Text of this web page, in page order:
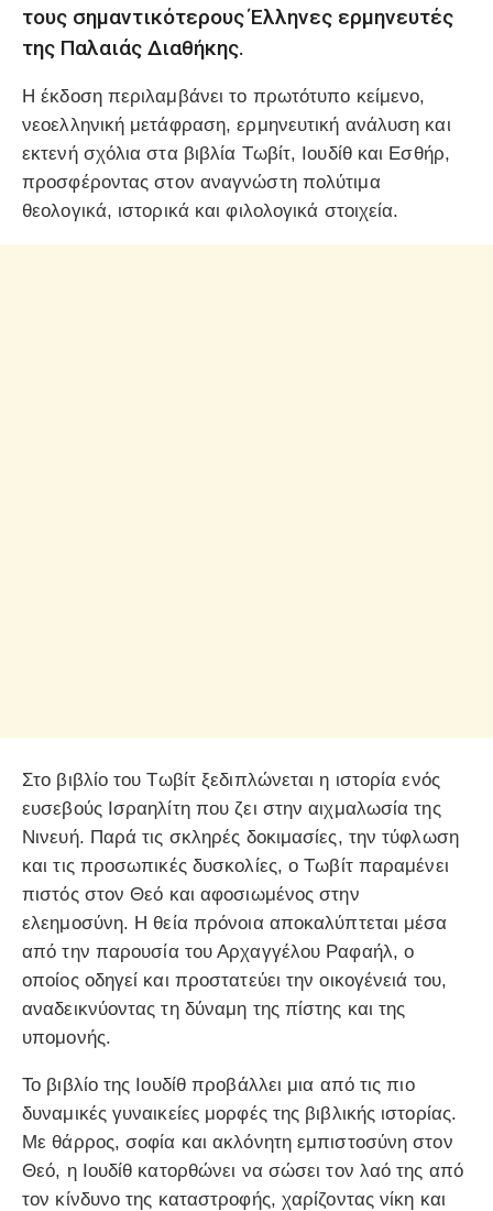
τους σημαντικότερους Έλληνες ερμηνευτές
της Παλαιάς Διαθήκης.
Η έκδοση περιλαμβάνει το πρωτότυπο κείμενο,
νεοελληνική μετάφραση, ερμηνευτική ανάλυση και
εκτενή σχόλια στα βιβλία Τωβίτ, Ιουδίθ και Εσθήρ,
προσφέροντας στον αναγνώστη πολύτιμα
θεολογικά, ιστορικά και φιλολογικά στοιχεία.
Στο βιβλίο του Τωβίτ ξεδιπλώνεται η ιστορία ενός
ευσεβούς Ισραηλίτη που ζει στην αιχμαλωσία της
Νινευή. Παρά τις σκληρές δοκιμασίες, την τύφλωση
και τις προσωπικές δυσκολίες, ο Τωβίτ παραμένει
πιστός στον Θεό και αφοσιωμένος στην
ελεημοσύνη. Η θεία πρόνοια αποκαλύπτεται μέσα
από την παρουσία του Αρχαγγέλου Ραφαήλ, ο
οποίος οδηγεί και προστατεύει την οικογένειά του,
αναδεικνύοντας τη δύναμη της πίστης και της
υπομονής.
Το βιβλίο της Ιουδίθ προβάλλει μια από τις πιο
δυναμικές γυναικείες μορφές της βιβλικής ιστορίας.
Με θάρρος, σοφία και ακλόνητη εμπιστοσύνη στον
Θεό, η Ιουδίθ κατορθώνει να σώσει τον λαό της από
τον κίνδυνο της καταστροφής, χαρίζοντας νίκη και